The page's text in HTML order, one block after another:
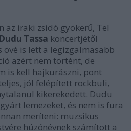
az iraki zsidó gyökerű, Tel
Dudu Tassa koncertjétől
övé is lett a legizgalmasabb
azért nem történt, de
is kell hajkurászni, pont
jól felépített rockbuli,
kikerekedett. Dudu
lemezeket, és nem is fura
meríteni: muzsikus
húzónévnek számított a